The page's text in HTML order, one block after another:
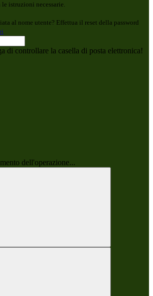
istruzioni necessarie.
al nome utente? Effettua il reset della password
di controllare la casella di posta elettronica!
dell'operazione...